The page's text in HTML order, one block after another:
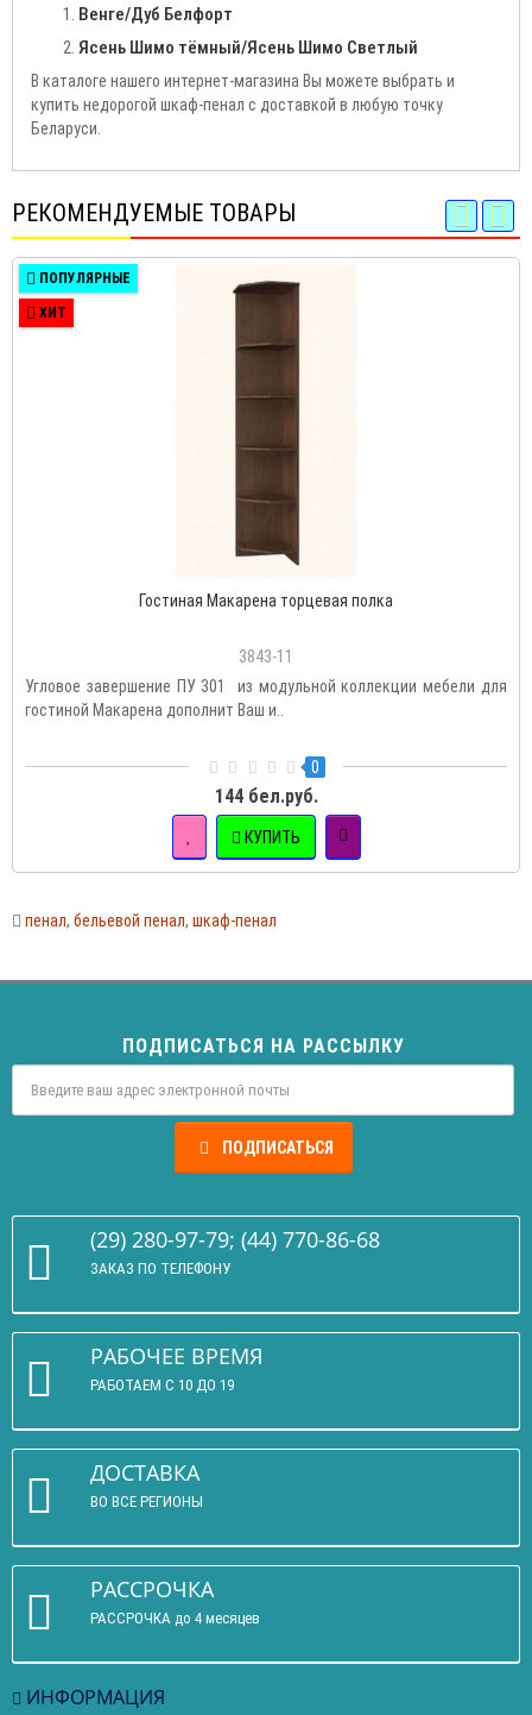
Венге/Дуб Белфорт
Ясень Шимо тёмный/Ясень Шимо Светлый
В каталоге нашего интернет-магазина Вы можете выбрать и
купить недорогой шкаф-пенал с доставкой в любую точку
Беларуси.
РЕКОМЕНДУЕМЫЕ ТОВАРЫ
ПОПУЛЯРНЫЕ
ХИТ
Гостиная Макарена торцевая полка
3843-11
Угловое завершение ПУ 301 из модульной коллекции мебели для
гостиной Макарена дополнит Ваш и..
0
144 бел.руб.
КУПИТЬ
пенал, бельевой пенал, шкаф-пенал
ПОДПИСАТЬСЯ НА РАССЫЛКУ
ПОДПИСАТЬСЯ
(29) 280-97-79; (44) 770-86-68
ЗАКАЗ ПО ТЕЛЕФОНУ
РАБОЧЕЕ ВРЕМЯ
РАБОТАЕМ С 10 ДО 19
ДОСТАВКА
ВО ВСЕ РЕГИОНЫ
РАССРОЧКА
РАССРОЧКА до 4 месяцев
ИНФОРМАЦИЯ